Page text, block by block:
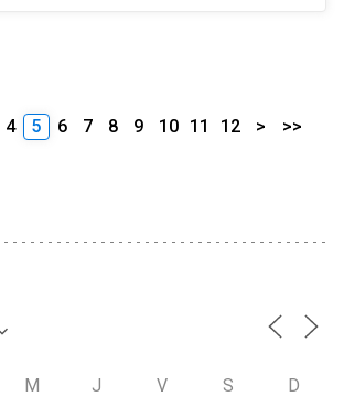
4 5 6 7 8 9 10 11 12 > >>
M J V S D